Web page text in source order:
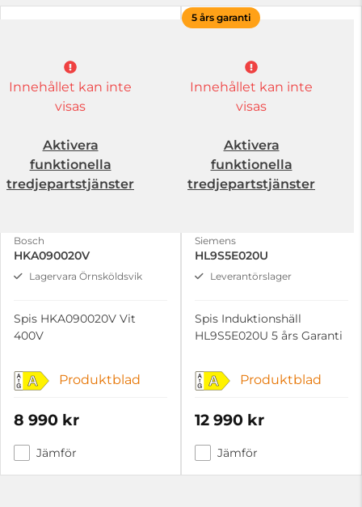
Innehållet kan inte
visas
Aktivera
funktionella
tredjepartstjänster
Bosch
HKA090020V
Lagervara Örnsköldsvik
Spis HKA090020V Vit
400V
A Produktblad
8 990 kr
Jämför
Innehållet kan inte
visas
Aktivera
funktionella
tredjepartstjänster
Siemens
HL9S5E020U
Leverantörslager
Spis Induktionshäll
HL9S5E020U 5 års Garanti
5 års garanti
A Produktblad
12 990 kr
Jämför